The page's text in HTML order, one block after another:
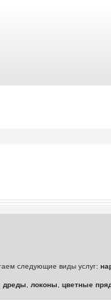
следующие виды услуг:
дреды, локоны, цветные